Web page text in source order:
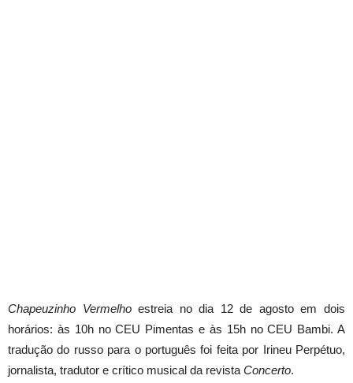
Chapeuzinho Vermelhoestreia no dia 12 de agosto em dois
horários: às 10h no CEU Pimentas e às 15h no CEU Bambi. A
tradução do russo para o português foi feita por Irineu Perpétuo,
jornalista, tradutor e crítico musical da revista Concerto.